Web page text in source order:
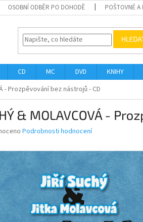
OSOBNÍ ODBĚR PO DOHODĚ POŠTOVNÉ A
CD MC DVD KNIHY
- Prozpěvování bez nástrojů - CD
& MOLAVCOVÁ -
Podrobnosti hodnocení